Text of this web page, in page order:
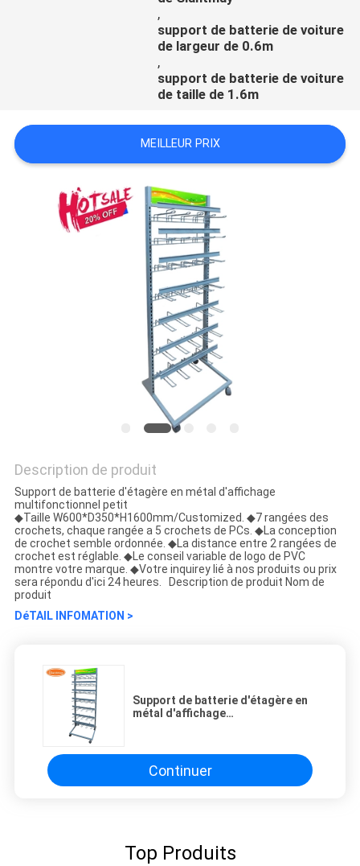
,
support de batterie de voiture
de largeur de 0.6m
,
support de batterie de voiture
de taille de 1.6m
MEILLEUR PRIX
Description de produit
Support de batterie d'étagère en métal d'affichage
multifonctionnel petit
◆Taille W600*D350*H1600mm/Customized. ◆7 rangées des
crochets, chaque rangée a 5 crochets de PCs. ◆La conception
de crochet semble ordonnée. ◆La distance entre 2 rangées de
crochet est réglable. ◆Le conseil variable de logo de PVC
montre votre marque. ◆Votre inquirey lié à nos produits ou prix
sera répondu d'ici 24 heures. Description de produit Nom de
produit
DéTAIL INFOMATION >
Support de batterie d'étagère en
métal d'affichage
Continuer
Top Produits